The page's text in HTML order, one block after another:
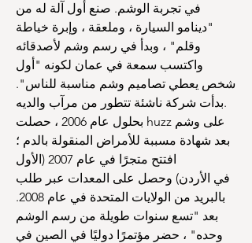
في تجربة الوشم. صنع أول آلة له من
"دينامو السيارة ، وملعقة ، وإبرة خياطة
وقلم" ، وبدأ في رسم وشم لأصدقائه
واكتسب سمعة في عمان لكونه "أول
شخص يعطي تصاميم وشم مناسبة للناس".
بدأت شركة ناشئة تتطور من مرآب والديه.
بحلول عام 2006 ، حصلت huzz على وشم
بعد شهادة مسببة للأمراض المنقولة بالدم ؛
افتتح متجرًا في عام 2007 (الأول
في الأردن) وحصل على المعدات عبر طلب
بالبريد من الولايات المتحدة في عام 2008.
بعد "تسع سنوات طويلة من رسم الوشم
وحده" ، حضر مؤتمرًا دوليًا في الصين في